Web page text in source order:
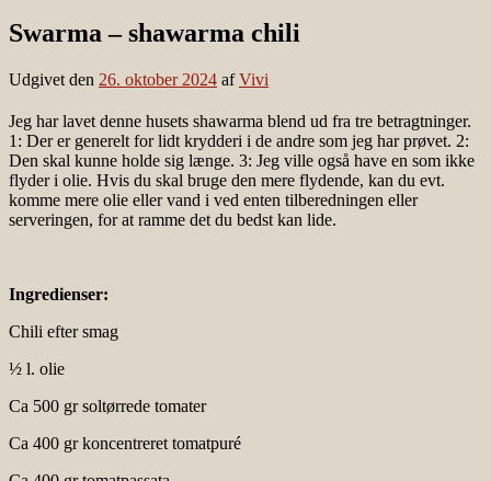
Swarma – shawarma chili
Udgivet den 26. oktober 2024 afVivi
Jeg har lavet denne husets shawarma blend ud fra tre betragtninger.
1: Der er generelt for lidt krydderi i de andre som jeg har prøvet. 2:
Den skal kunne holde sig længe. 3: Jeg ville også have en som ikke
flyder i olie. Hvis du skal bruge den mere flydende, kan du evt.
komme mere olie eller vand i ved enten tilberedningen eller
serveringen, for at ramme det du bedst kan lide.
Ingredienser:
Chili efter smag
½ l. olie
Ca 500 gr soltørrede tomater
Ca 400 gr koncentreret tomatpuré